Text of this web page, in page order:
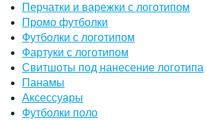
Перчатки и варежки с логотипом
Промо футболки
Футболки с логотипом
Фартуки с логотипом
Свитшоты под нанесение логотипа
Панамы
Аксессуары
Футболки поло